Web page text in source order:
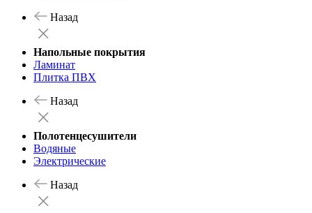
Назад
Напольные покрытия
Ламинат
Плитка ПВХ
Назад
Полотенцесушители
Водяные
Электрические
Назад